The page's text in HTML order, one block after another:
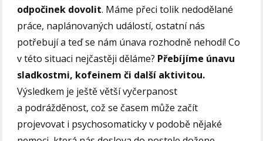
odpočinek dovolit. Máme přeci tolik nedodělané
práce, naplánovaných událostí, ostatní nás
potřebují a teď se nám únava rozhodně nehodí! Co
v této situaci nejčastěji děláme? Přebíjíme únavu
sladkostmi, kofeinem či další aktivitou.
Výsledkem je ještě větší vyčerpanost
a podrážděnost, což se časem může začít
projevovat i psychosomaticky v podobě nějaké